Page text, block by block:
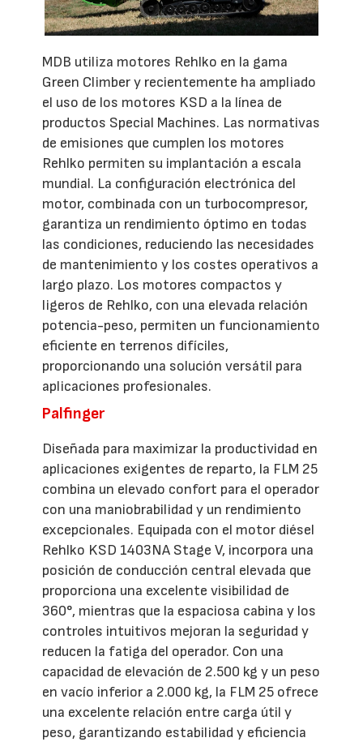
MDB utiliza motores Rehlko en la gama
Green Climber y recientemente ha ampliado
el uso de los motores KSD a la línea de
productos Special Machines. Las normativas
de emisiones que cumplen los motores
Rehlko permiten su implantación a escala
mundial. La configuración electrónica del
motor, combinada con un turbocompresor,
garantiza un rendimiento óptimo en todas
las condiciones, reduciendo las necesidades
de mantenimiento y los costes operativos a
largo plazo. Los motores compactos y
ligeros de Rehlko, con una elevada relación
potencia-peso, permiten un funcionamiento
eficiente en terrenos difíciles,
proporcionando una solución versátil para
aplicaciones profesionales.
Palfinger
Diseñada para maximizar la productividad en
aplicaciones exigentes de reparto, la FLM 25
combina un elevado confort para el operador
con una maniobrabilidad y un rendimiento
excepcionales. Equipada con el motor diésel
Rehlko KSD 1403NA Stage V, incorpora una
posición de conducción central elevada que
proporciona una excelente visibilidad de
360°, mientras que la espaciosa cabina y los
controles intuitivos mejoran la seguridad y
reducen la fatiga del operador. Con una
capacidad de elevación de 2.500 kg y un peso
en vacío inferior a 2.000 kg, la FLM 25 ofrece
una excelente relación entre carga útil y
peso, garantizando estabilidad y eficiencia